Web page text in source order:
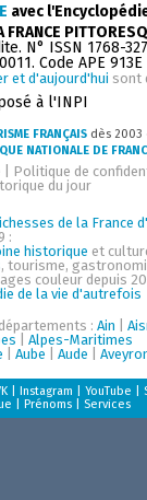
avec
FRANCE
N° ISSN 1768-
Code APE 913E
et d'aujourd'hui sont
à l'INPI
FRANÇAIS dès
NATIONALE DE
Politique de
du jour
de la France
:
historique et
, tourisme,
couleur depuis
de la vie d'autrefois
: Ain
Alpes-Maritimes
Aube Aude
| Instagram YouTube
Prénoms| Services